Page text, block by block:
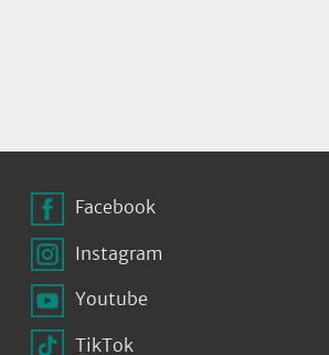
Facebook
Instagram
Youtube
TikTok